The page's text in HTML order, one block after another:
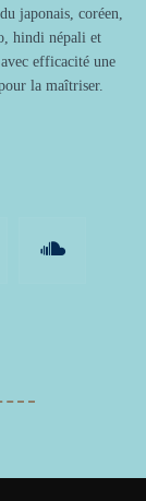
japonais, coréen,
hindi népali et
efficacité une
la maîtriser.